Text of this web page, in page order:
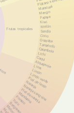
Frutas tropicales
Maracuyá
Mango
Papaya
Kiwi
Melón
Sandía
Coco
Guayaba
Tamarindo
Carambola
Lichi
Caqui
Alquejenje
Lima
Limón
Limón verde
Piel de limón
Naranja
Naranja sanguina
Piel de naranja
Mandarina
Pomelo
Yuzu
Bergamota